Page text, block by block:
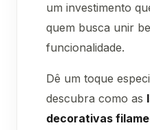
um investimento
quem busca unir
funcionalidade.
Dê um toque
descubra como as
decorativas